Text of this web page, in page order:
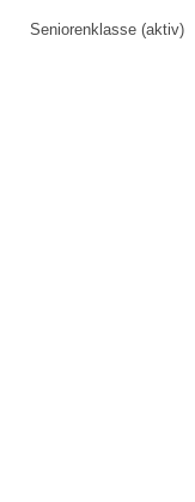
Seniorenklasse (aktiv)